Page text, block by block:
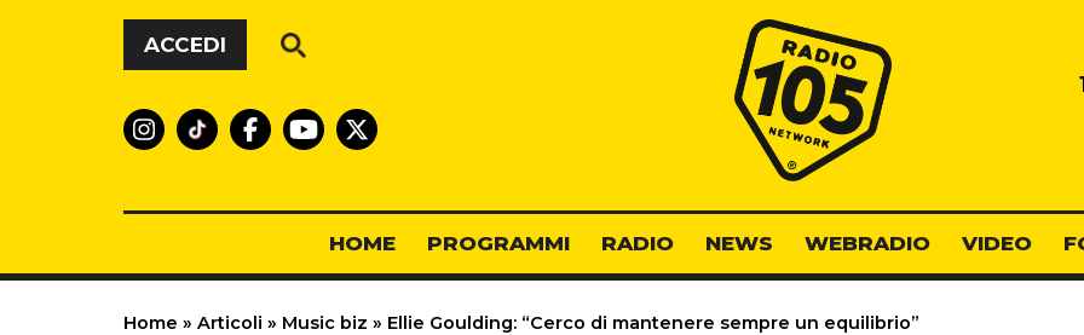
Vai al contenuto
ACCEDI
Radio 105
HOME PROGRAMMI RADIO NEWS WEBRADIO VIDEO
Home » Articoli » Music biz » Ellie Goulding: “Cerco di mantenere sempre un equilibrio”